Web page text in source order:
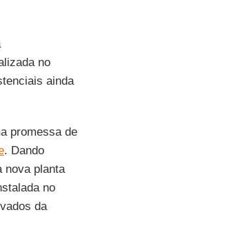
no
ainda
promessa de
. Dando
nova planta
no
da